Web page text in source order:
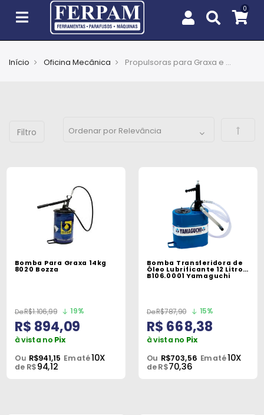
Jardim
Cobertura
Ferramentas
Máquinas
Materiais
de
Início Oficina Mecânica Propulsoras para Graxa e Óleo
Bomba Para Graxa 14kg
8020 Bozza
R$1.106,99 19%
R$ 894,09
à vista no Pix
Ou R$941,15 Em até10X
de R$94,12
Bomba Transferidora de
Óleo Lubrificante 12 Litros
B106.0001 Yamaguchi
R$787,90 15%
R$ 668,38
à vista no Pix
Ou R$703,56 Em até10X
de R$70,36